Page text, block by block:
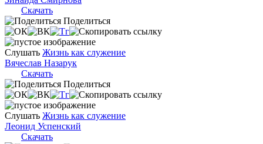
Скачать
Поделиться
Слушать Жизнь как служение
Вячеслав Назарук
Скачать
Поделиться
Слушать Жизнь как служение
Леонид Успенский
Скачать